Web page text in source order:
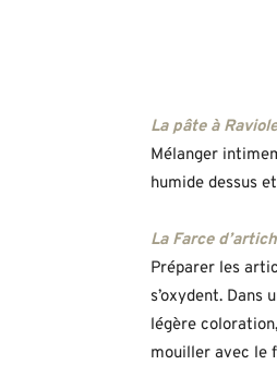
La pâte à
Mélanger
humide dessus
La Farce
Préparer les
s’oxydent.
légère
mouiller avec le